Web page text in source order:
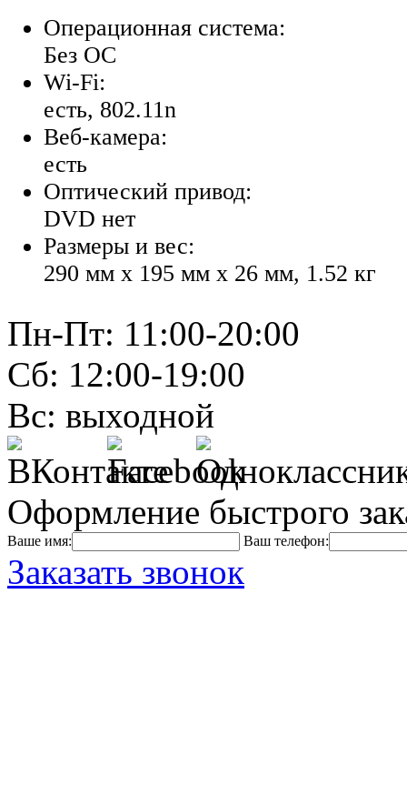
Операционная система:
Без ОС
Wi-Fi:
есть, 802.11n
Веб-камера:
есть
Оптический привод:
DVD нет
Размеры и вес:
290 мм x 195 мм x 26 мм, 1.52 кг
Пн-Пт: 11:00-20:00
Сб: 12:00-19:00
Вс: выходной
Оформление быстрого
Ваше имя: Ваш телефон:
Заказать звонок